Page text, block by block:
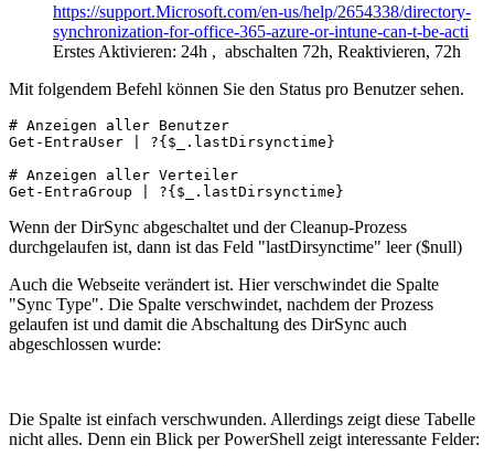
https://support.Microsoft.com/en-us/help/2654338/directory-
synchronization-for-office-365-azure-or-intune-can-t-be-acti
Erstes Aktivieren: 24h , abschalten 72h, Reaktivieren, 72h
Mit folgendem Befehl können Sie den Status pro Benutzer sehen.
# Anzeigen aller Benutzer
Get-EntraUser | ?{$_.lastDirsynctime}
# Anzeigen aller Verteiler
Get-EntraGroup | ?{$_.lastDirsynctime}
Wenn der DirSync abgeschaltet und der Cleanup-Prozess
durchgelaufen ist, dann ist das Feld "lastDirsynctime" leer ($null)
Auch die Webseite verändert ist. Hier verschwindet die Spalte
"Sync Type". Die Spalte verschwindet, nachdem der Prozess
gelaufen ist und damit die Abschaltung des DirSync auch
abgeschlossen wurde:
Die Spalte ist einfach verschwunden. Allerdings zeigt diese Tabelle
nicht alles. Denn ein Blick per PowerShell zeigt interessante Felder: